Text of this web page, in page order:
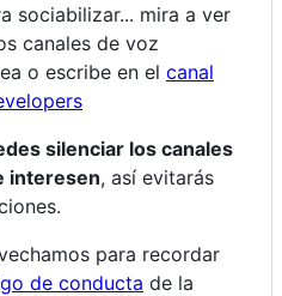
sociabilizar... mira a ver
canales de voz
o escribe en el canal
silenciar los canales
interesen, así evitarás
para recordar
de conducta de la